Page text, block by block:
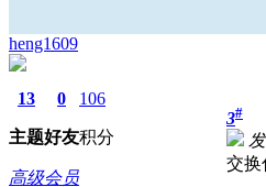
heng1609
13
主题
0
好友
106
积分
高级会员
3#
交换